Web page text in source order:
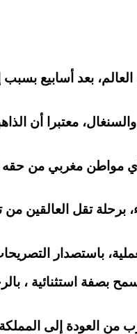
معتبرا أن
مواطن مغربي من
برحلة تقل العالقين
باستصدار
19” أعلنت أن السلطات
من العودة إلى